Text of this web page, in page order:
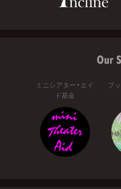
Our
ミニシアター・エイ
ド基金
ブ